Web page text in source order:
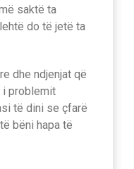
saktë ta
do të jetë ta
dhe ndjenjat që
i problemit
të dini se çfarë
bëni hapa të